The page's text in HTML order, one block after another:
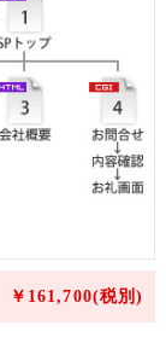
￥161,700(税別)